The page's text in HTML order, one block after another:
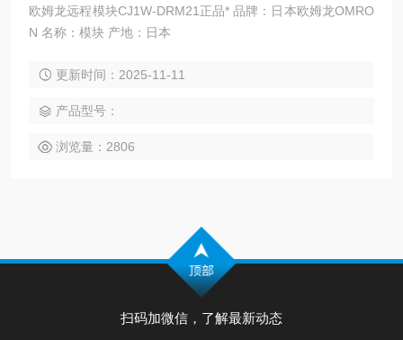
欧姆龙远程模块CJ1W-DRM21正品* 品牌：日本欧姆龙OMRO
N 名称：模块 产地：日本
更新时间：2025-11-11
产品型号：
浏览量：2806
扫码加微信，了解最新动态